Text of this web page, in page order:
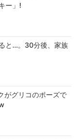
ー」!
と…。30分後、家族
がグリコのポーズで